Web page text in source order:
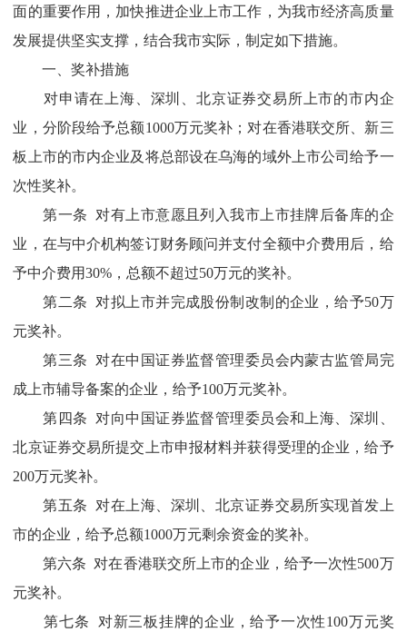
面的重要作用，加快推进企业上市工作，为我市经济高质量
发展提供坚实支撑，结合我市实际，制定如下措施。
一、奖补措施
对申请在上海、深圳、北京证券交易所上市的市内企
业，分阶段给予总额1000万元奖补；对在香港联交所、新三
板上市的市内企业及将总部设在乌海的域外上市公司给予一
次性奖补。
第一条 对有上市意愿且列入我市上市挂牌后备库的企
业，在与中介机构签订财务顾问并支付全额中介费用后，给
予中介费用30%，总额不超过50万元的奖补。
第二条 对拟上市并完成股份制改制的企业，给予50万
元奖补。
第三条 对在中国证券监督管理委员会内蒙古监管局完
成上市辅导备案的企业，给予100万元奖补。
第四条 对向中国证券监督管理委员会和上海、深圳、
北京证券交易所提交上市申报材料并获得受理的企业，给予
200万元奖补。
第五条 对在上海、深圳、北京证券交易所实现首发上
市的企业，给予总额1000万元剩余资金的奖补。
第六条 对在香港联交所上市的企业，给予一次性500万
元奖补。
第七条 对新三板挂牌的企业，给予一次性100万元奖